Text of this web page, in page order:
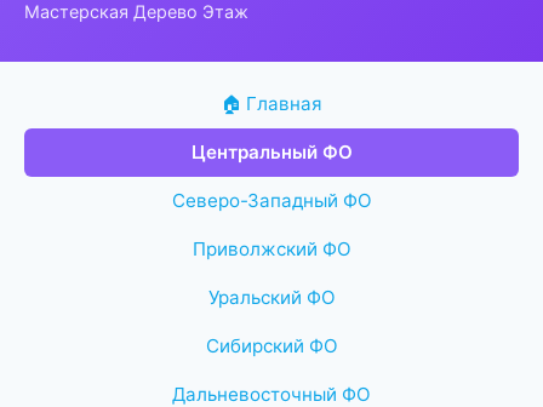
Мастерская Дерево Этаж
🏠 Главная
Центральный ФО
Северо-Западный ФО
Приволжский ФО
Уральский ФО
Сибирский ФО
Дальневосточный ФО